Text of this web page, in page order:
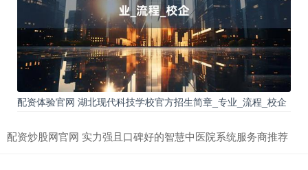
配资体验官网 湖北现代科技学校官方招生简章_专业_流程_校企
配资炒股网官网 实力强且口碑好的智慧中医院系统服务商推荐